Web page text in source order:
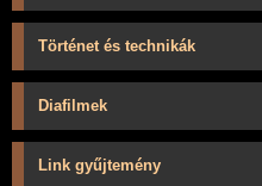
Történet és technikák
Diafilmek
Link gyűjtemény